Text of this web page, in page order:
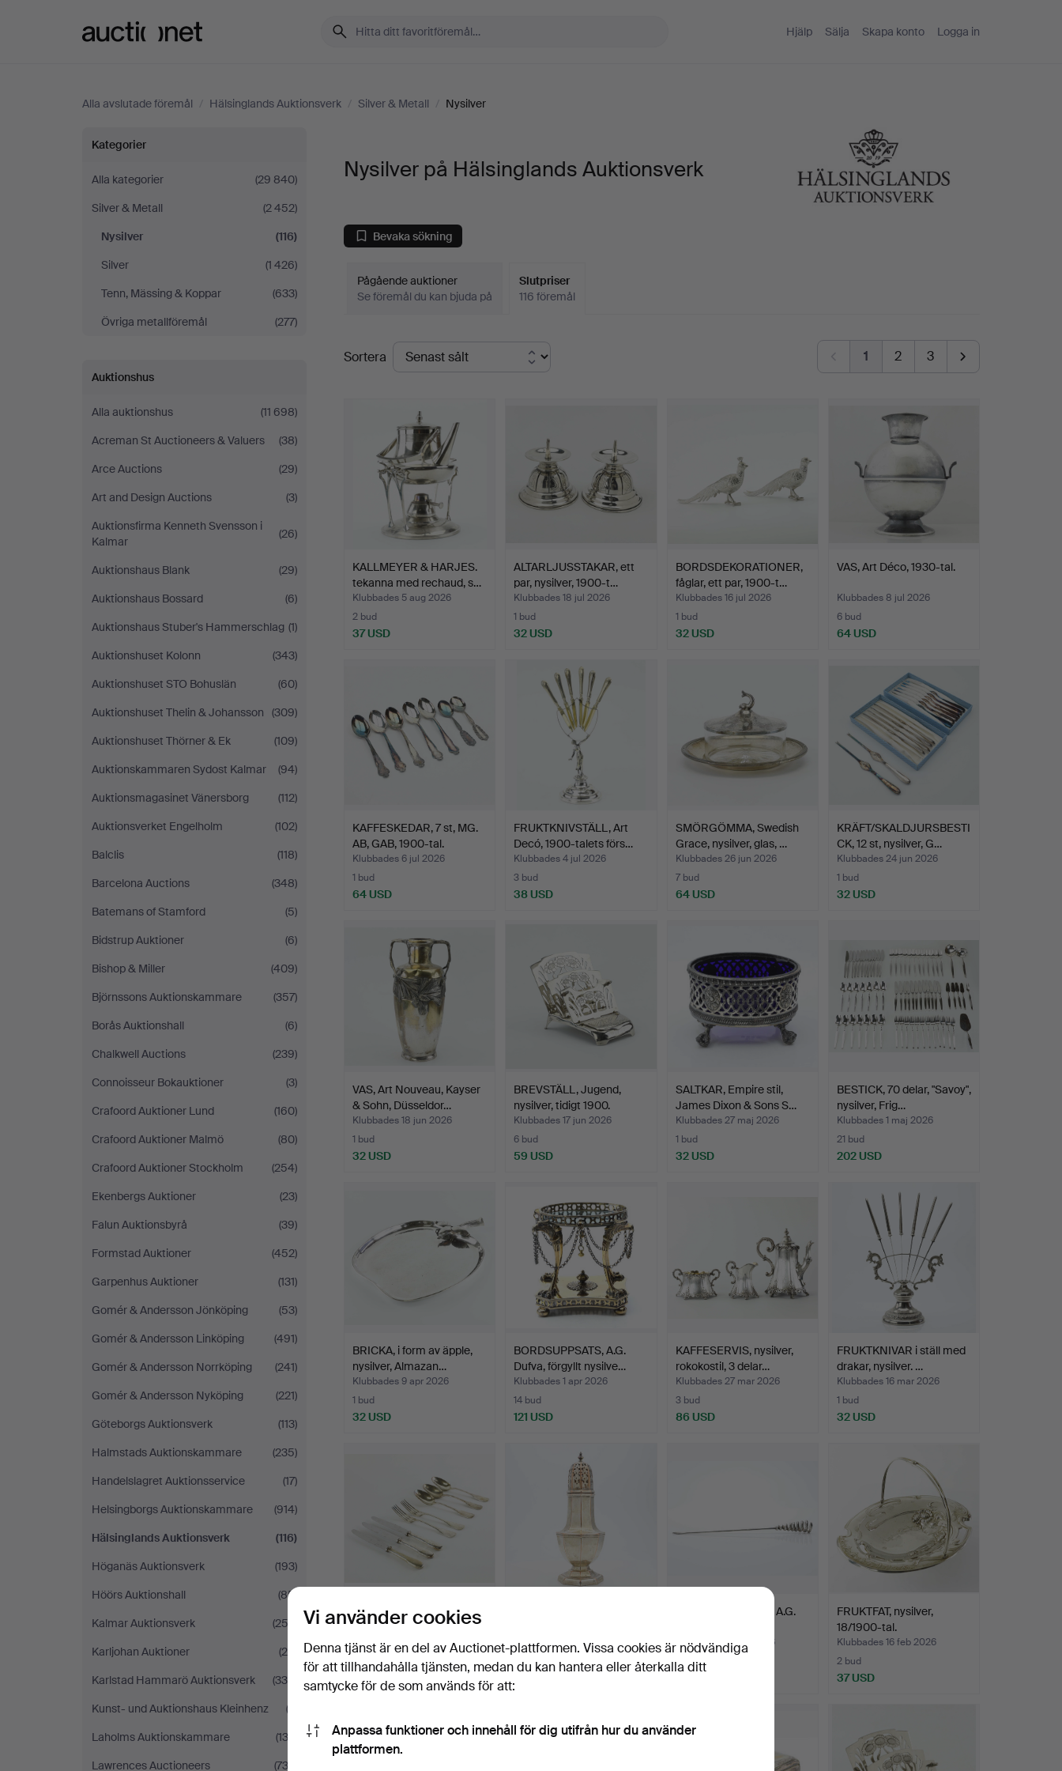
Hjälp Sälja Skapa konto Logga in
Alla avslutade föremål / Hälsinglands Auktionsverk / Silver & Metall / Nysilver
Nysilver
på
Hälsinglands
Auktionsverk
Kategorier
Alla kategorier
(29 840)
Silver & Metall
(2 452)
Nysilver
(116)
Silver
(1 426)
Tenn, Mässing & Koppar
(633)
Övriga metallföremål
(277)
Auktionshus
Alla auktionshus
(11 698)
Acreman St Auctioneers & Valuers
(38)
Arce Auctions
(29)
Art and Design Auctions
(3)
Auktionsfirma Kenneth Svensson i
Kalmar
(26)
Auktionshaus Blank
(29)
Auktionshaus Bossard
(6)
Auktionshaus Stuber's Hammerschlag (1)
Auktionshuset Kolonn
(343)
Auktionshuset STO Bohuslän
(60)
Auktionshuset Thelin & Johansson
(309)
Auktionshuset Thörner & Ek
(109)
Auktionskammaren Sydost Kalmar
(94)
Auktionsmagasinet Vänersborg
(112)
Auktionsverket Engelholm
(102)
Balclis
(118)
Barcelona Auctions
(348)
Batemans of Stamford
(5)
Bidstrup Auktioner
(6)
Bishop & Miller
(409)
Björnssons Auktionskammare
(357)
Borås Auktionshall
(6)
Chalkwell Auctions
(239)
Connoisseur Bokauktioner
(3)
Crafoord Auktioner Lund
(160)
Crafoord Auktioner Malmö
(80)
Crafoord Auktioner Stockholm
(254)
Ekenbergs Auktioner
(23)
Falun Auktionsbyrå
(39)
Formstad Auktioner
(452)
Garpenhus Auktioner
(131)
Gomér & Andersson Jönköping
(53)
Gomér & Andersson Linköping
(491)
Gomér & Andersson Norrköping
(241)
Gomér & Andersson Nyköping
(221)
Göteborgs Auktionsverk
(113)
Halmstads Auktionskammare
(235)
Handelslagret Auktionsservice
(17)
Helsingborgs Auktionskammare
(914)
Hälsinglands Auktionsverk
(116)
Höganäs Auktionsverk
(193)
Höörs Auktionshall
(85)
Kalmar Auktionsverk
(253)
Karljohan Auktioner
(26)
Karlstad Hammarö Auktionsverk
(330)
Kunst- und Auktionshaus Kleinhenz
(3)
Laholms Auktionskammare
(132)
Lawrences Auctioneers
(732)
Nysilver på Hälsinglands Auktionsverk
Bevaka sökning
Pågående auktioner
Se föremål du kan bjuda på
Slutpriser
116 föremål
Slutpriser
Sortera 1 2 3
KALLMEYER & HARJES.
tekanna med rechaud, s…
Klubbades 5 aug 2026
2 bud
37 USD
ALTARLJUSSTAKAR, ett
par, nysilver, 1900-t…
Klubbades 18 jul 2026
1 bud
32 USD
BORDSDEKORATIONER,
fåglar, ett par, 1900-t…
Klubbades 16 jul 2026
1 bud
32 USD
VAS, Art Déco, 1930-tal.
Klubbades 8 jul 2026
6 bud
64 USD
KAFFESKEDAR, 7 st, MG.
AB, GAB, 1900-tal.
Klubbades 6 jul 2026
1 bud
64 USD
FRUKTKNIVSTÄLL, Art
Decó, 1900-talets förs…
Klubbades 4 jul 2026
3 bud
38 USD
SMÖRGÖMMA, Swedish
Grace, nysilver, glas, …
Klubbades 26 jun 2026
7 bud
64 USD
KRÄFT/SKALDJURSBESTI
CK, 12 st, nysilver, G…
Klubbades 24 jun 2026
1 bud
32 USD
VAS, Art Nouveau, Kayser
& Sohn, Düsseldor…
Klubbades 18 jun 2026
1 bud
32 USD
BREVSTÄLL, Jugend,
nysilver, tidigt 1900.
Klubbades 17 jun 2026
6 bud
59 USD
SALTKAR, Empire stil,
James Dixon & Sons S…
Klubbades 27 maj 2026
1 bud
32 USD
BESTICK, 70 delar, "Savoy",
nysilver, Frig…
Klubbades 1 maj 2026
21 bud
202 USD
BRICKA, i form av äpple,
nysilver, Almazan…
Klubbades 9 apr 2026
1 bud
32 USD
BORDSUPPSATS, A.G.
Dufva, förgyllt nysilve…
Klubbades 1 apr 2026
14 bud
121 USD
KAFFESERVIS, nysilver,
rokokostil, 3 delar…
Klubbades 27 mar 2026
3 bud
86 USD
FRUKTKNIVAR i ställ med
drakar, nysilver. …
Klubbades 16 mar 2026
1 bud
32 USD
BESTICK, 8 st, nysilver,
Orfèvrerie Christ…
Klubbades 15 mar 2026
2 bud
43 USD
tidi…
Klubbades 15 mar 2026
4 bud
BREVKNIV, nysilver, A.G.
Klubbades 16 feb 2026
1 bud
FRUKTFAT, nysilver,
18/1900-tal.
Klubbades 16 feb 2026
2 bud
37 USD
Vi använder cookies
Denna tjänst är en del av Auctionet-plattformen. Vissa cookies är nödvändiga
för att tillhandahålla tjänsten, medan du kan hantera eller återkalla ditt
samtycke för de som används för att:
Anpassa funktioner och innehåll för dig utifrån hur du använder
plattformen.